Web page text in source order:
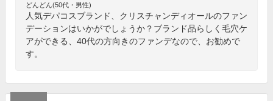
どんどん(50代・男性)
人気デパコスブランド、クリスチャンディオールのファン
デーションはいかがでしょうか？ブランド品らしく毛穴ケ
アができる、40代の方向きのファンデなので、お勧めで
す。